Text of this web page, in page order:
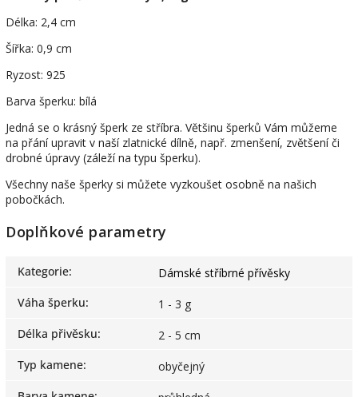
Délka: 2,4 cm
Šířka: 0,9 cm
Ryzost: 925
Barva šperku: bílá
Jedná se o krásný šperk ze stříbra. Většinu šperků Vám můžeme
na přání upravit v naší zlatnické dílně, např. zmenšení, zvětšení či
drobné úpravy (záleží na typu šperku).
Všechny naše šperky si můžete vyzkoušet osobně na našich
pobočkách.
Doplňkové parametry
Kategorie:
Dámské stříbrné přívěsky
Váha šperku:
1 - 3 g
Délka přivěsku:
2 - 5 cm
Typ kamene:
obyčejný